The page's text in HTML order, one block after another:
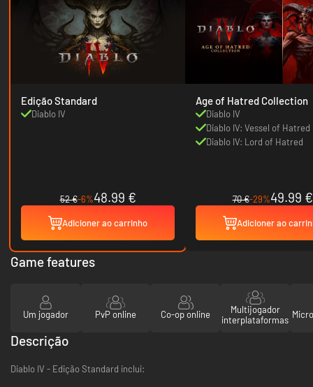
Edição Standard
Diablo IV
52 €-6%48.99 €
Adicioner ao carrinho
Age of Hatred Collection
Diablo IV
Diablo IV: Vessel of Hatred
Diablo IV: Lord of Hatred
70 €-29%49.99 €
Adicioner ao
Game features
Um jogador PvP online Co-op online
Multijogador
interplataformas
Descrição
Diablo IV - Edição Standard inclui: